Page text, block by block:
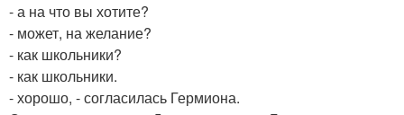
- а на что вы хотите?
- может, на желание?
- как школьники?
- как школьники.
- хорошо, - согласилась Гермиона.